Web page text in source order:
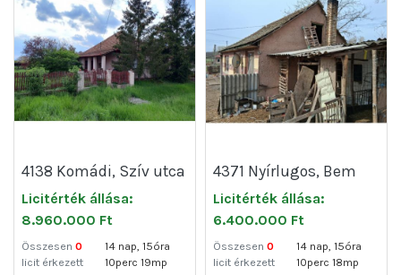
4138 Komádi, Szív utca
Licitérték állása:
8.960.000 Ft
Összesen 0
licit érkezett
14 nap, 15óra
10perc 19mp
4371 Nyírlugos, Bem
József utca 2.
Licitérték állása:
6.400.000 Ft
Összesen 0
licit érkezett
14 nap, 15óra
10perc 18mp